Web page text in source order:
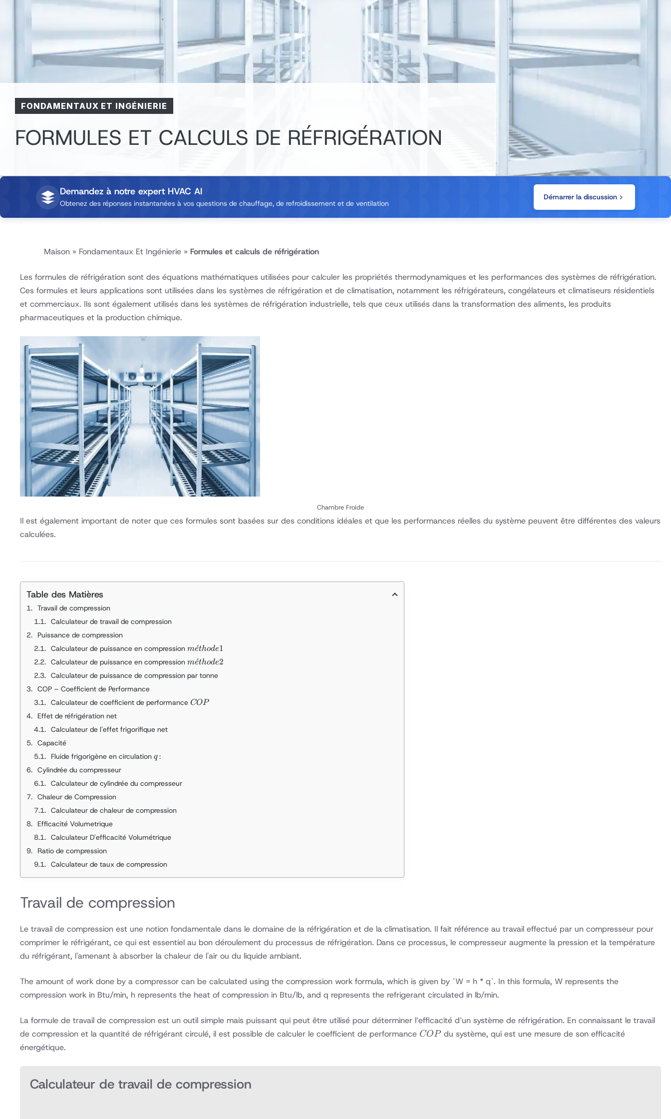
FONDAMENTAUX ET INGÉNIERIE
FORMULES ET CALCULS DE RÉFRIGÉRATION
Demandez à notre expert HVAC AI
Obtenez des réponses instantanées à vos questions de chauffage, de refroidissement et de ventilation
Démarrer la discussion
Maison » Fondamentaux Et Ingénierie » Formules et calculs de réfrigération
Les formules de réfrigération sont des équations mathématiques utilisées pour calculer les propriétés thermodynamiques et les performances des systèmes de réfrigération.
Ces formules et leurs applications sont utilisées dans les systèmes de réfrigération et de climatisation, notamment les réfrigérateurs, congélateurs et climatiseurs résidentiels
et commerciaux. Ils sont également utilisés dans les systèmes de réfrigération industrielle, tels que ceux utilisés dans la transformation des aliments, les produits
pharmaceutiques et la production chimique.
Chambre Froide
Il est également important de noter que ces formules sont basées sur des conditions idéales et que les performances réelles du système peuvent être différentes des valeurs
calculées.
Table des Matières
Travail de compression
Calculateur de travail de compression
Puissance de compression
Calculateur de puissance en compression méthode 1
me
ˊthode1
Calculateur de puissance en compression méthode 2
me
ˊthode2
Calculateur de puissance de compression par tonne
COP – Coefficient de Performance
Calculateur de coefficient de performance COP
COP
Effet de réfrigération net
Calculateur de l'effet frigorifique net
Capacité
Fluide frigorigène en circulation q
q:
Cylindrée du compresseur
Calculateur de cylindrée du compresseur
Chaleur de Compression
Calculateur de chaleur de compression
Efficacité Volumetrique
Calculateur D'efficacité Volumétrique
Ratio de compression
Calculateur de taux de compression
Travail de compression
Le travail de compression est une notion fondamentale dans le domaine de la réfrigération et de la climatisation. Il fait référence au travail effectué par un compresseur pour
comprimer le réfrigérant, ce qui est essentiel au bon déroulement du processus de réfrigération. Dans ce processus, le compresseur augmente la pression et la température
du réfrigérant, l'amenant à absorber la chaleur de l'air ou du liquide ambiant.
The amount of work done by a compressor can be calculated using the compression work formula, which is given by `W = h * q`. In this formula, W represents the
compression work in Btu/min, h represents the heat of compression in Btu/lb, and q represents the refrigerant circulated in lb/min.
La formule de travail de compression est un outil simple mais puissant qui peut être utilisé pour déterminer l’efficacité d’un système de réfrigération. En connaissant le travail
de compression et la quantité de réfrigérant circulé, il est possible de calculer le coefficient de performance COP
COPdu système, qui est une mesure de son efficacité
énergétique.
Calculateur de travail de compression